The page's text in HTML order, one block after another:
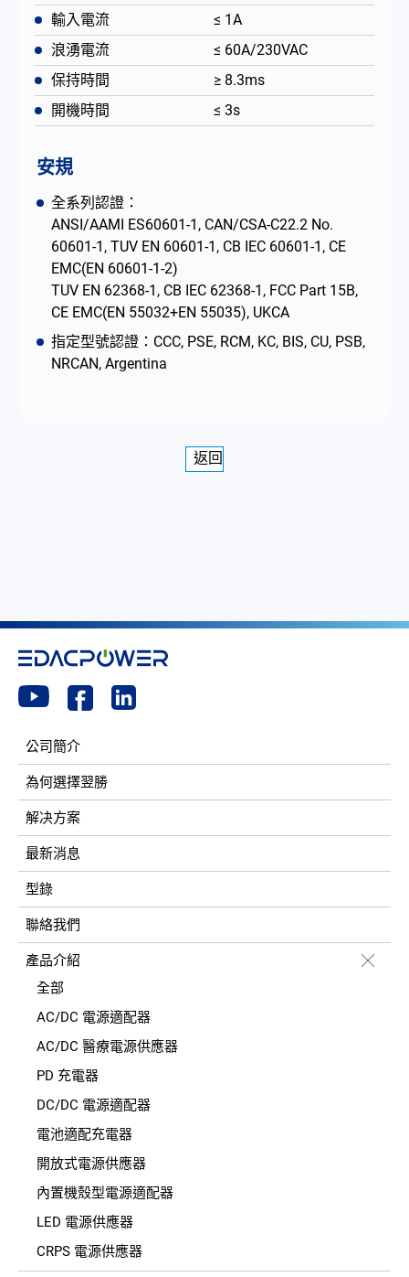
輸入電流
≤ 1A
浪湧電流
≤ 60A/230VAC
保持時間
≥ 8.3ms
開機時間
≤ 3s
安規
全系列認證：
ANSI/AAMI ES60601-1, CAN/CSA-C22.2 No.
60601-1, TUV EN 60601-1, CB IEC 60601-1, CE
EMC(EN 60601-1-2)
TUV EN 62368-1, CB IEC 62368-1, FCC Part 15B,
CE EMC(EN 55032+EN 55035), UKCA
指定型號認證：CCC, PSE, RCM, KC, BIS, CU, PSB,
NRCAN, Argentina
返回
公司簡介
為何選擇翌勝
解决方案
最新消息
型錄
聯絡我們
產品介紹
全部
AC/DC 電源適配器
AC/DC 醫療電源供應器
PD 充電器
DC/DC 電源適配器
電池適配充電器
開放式電源供應器
內置機殼型電源適配器
LED 電源供應器
CRPS 電源供應器